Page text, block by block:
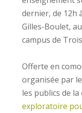
dernier, de 12h
Gilles-Boulet,
campus de
Offerte en
organisée par
les publics de la
exploratoire